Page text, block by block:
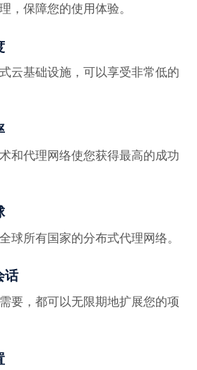
，保障您的使用体验。
云基础设施，可以享受非常低的
和代理网络使您获得最高的成功
球所有国家的分布式代理网络。
话
要，都可以无限期地扩展您的项